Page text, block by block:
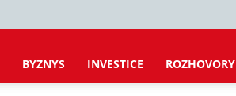
BYZNYS INVESTICE ROZHOVORY